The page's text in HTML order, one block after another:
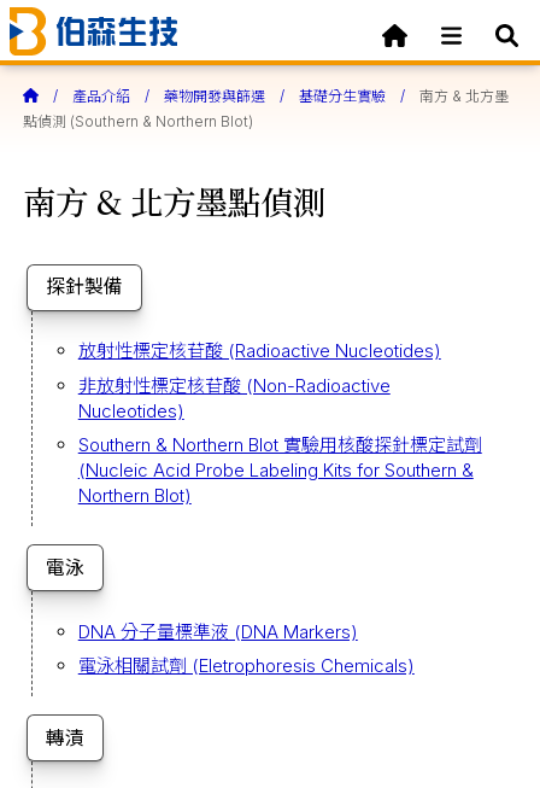
產品介紹 藥物開發與篩選 基礎分生實驗
南方 & 北方墨
點偵測 (Southern & Northern Blot)
南方 & 北方墨點偵測
探針製備
放射性標定核苷酸 (Radioactive Nucleotides)
非放射性標定核苷酸 (Non-Radioactive
Nucleotides)
Southern & Northern Blot 實驗用核酸探針標定試劑
(Nucleic Acid Probe Labeling Kits for Southern &
Northern Blot)
電泳
DNA 分子量標準液 (DNA Markers)
電泳相關試劑 (Eletrophoresis Chemicals)
轉漬